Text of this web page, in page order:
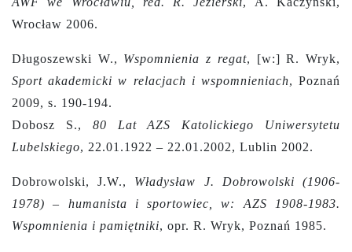
Wrocław 2006.
Długoszewski W., Wspomnienia z regat, [w:] R. Wryk,
Sport akademicki w relacjach i wspomnieniach, Poznań
2009, s. 190-194.
Dobosz S., 80 Lat AZS Katolickiego Uniwersytetu
Lubelskiego, 22.01.1922 – 22.01.2002, Lublin 2002.
Dobrowolski, J.W., Władysław J. Dobrowolski (1906-
1978) – humanista i sportowiec, w: AZS 1908-1983.
Wspomnienia i pamiętniki, opr. R. Wryk, Poznań 1985.